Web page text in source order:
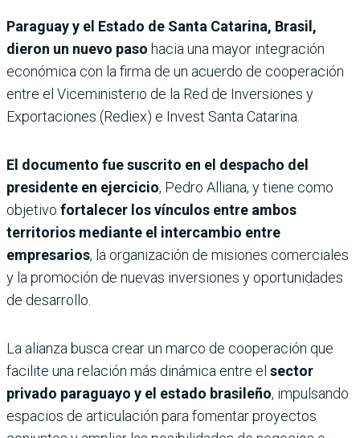
Paraguay y el Estado de Santa Catarina, Brasil,
dieron un nuevo paso hacia una mayor integración
económica con la firma de un acuerdo de cooperación
entre el Viceministerio de la Red de Inversiones y
Exportaciones (Rediex) e Invest Santa Catarina.
El documento fue suscrito en el despacho del
presidente en ejercicio, Pedro Alliana, y tiene como
objetivo fortalecer los vínculos entre ambos
territorios mediante el intercambio entre
empresarios, la organización de misiones comerciales
y la promoción de nuevas inversiones y oportunidades
de desarrollo.
La alianza busca crear un marco de cooperación que
facilite una relación más dinámica entre el sector
privado paraguayo y el estado brasileño, impulsando
espacios de articulación para fomentar proyectos